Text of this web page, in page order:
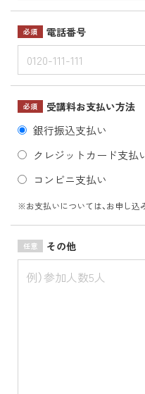
必須 電話番号
必須 受講料お支払い方法
銀行振込支払い
クレジットカード支払
コンビニ支払い
※お支払いについては、お申し込
任意 その他